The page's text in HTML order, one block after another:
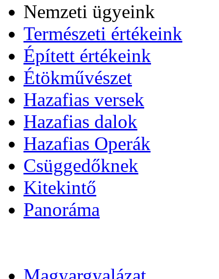
Nemzeti ügyeink
Természeti értékeink
Épített értékeink
Étökművészet
Hazafias versek
Hazafias dalok
Hazafias Operák
Csüggedőknek
Kitekintő
Panoráma